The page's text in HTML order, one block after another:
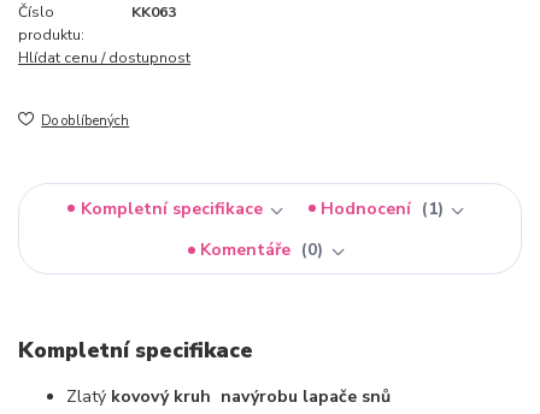
Číslo
produktu:
KK063
Hlídat cenu / dostupnost
Do oblíbených
Kompletní specifikace Hodnocení
1
Komentáře
0
Kompletní specifikace
Zlatý kovový kruh navýrobu lapače snů